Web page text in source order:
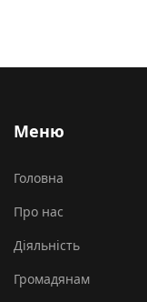
Меню
Головна
Про нас
Діяльність
Громадянам